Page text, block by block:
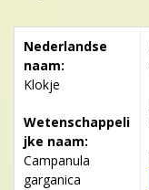
Nederlandse
naam:
Klokje
Wetenschappeli
jke naam:
Campanula
garganica